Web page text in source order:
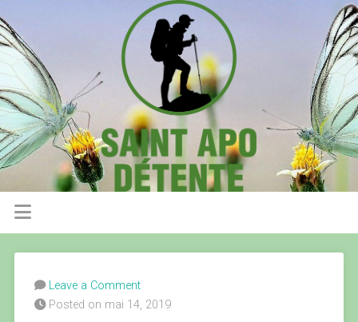
Leave a Comment
Posted on mai 14, 2019